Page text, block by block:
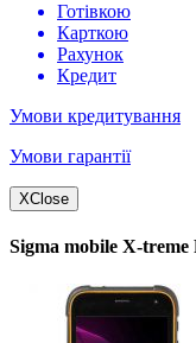
Готівкою
Карткою
Рахунок
Кредит
Умови кредитування
Умови гарантії
XClose
Sigma mobile X-treme